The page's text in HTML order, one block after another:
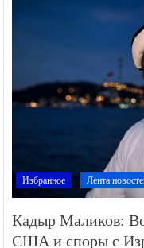
Избранное Лента
Кадыр Маликов: